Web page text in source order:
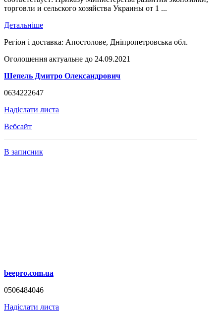
торговли и сельского хозяйства Украины от 1 ...
Детальніше
Регіон і доставка: Апостолове, Дніпропетровська обл.
Оголошення актуальне до 24.09.2021
Шепель Дмитро Олександрович
0634222647
Надіслати листа
Вебсайт
В записник
beepro.com.ua
0506484046
Надіслати листа